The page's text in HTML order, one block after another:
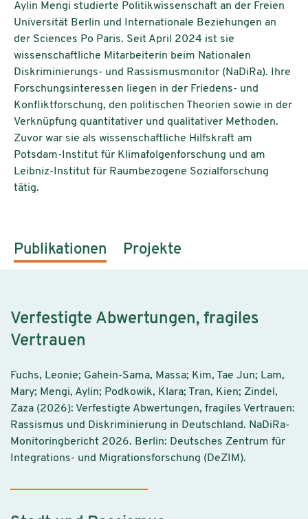
Aylin Mengi studierte Politikwissenschaft an der Freien
Universität Berlin und Internationale Beziehungen an
der Sciences Po Paris. Seit April 2024 ist sie
wissenschaftliche Mitarbeiterin beim Nationalen
Diskriminierungs- und Rassismusmonitor (NaDiRa). Ihre
Forschungsinteressen liegen in der Friedens- und
Konfliktforschung, den politischen Theorien sowie in der
Verknüpfung quantitativer und qualitativer Methoden.
Zuvor war sie als wissenschaftliche Hilfskraft am
Potsdam-Institut für Klimafolgenforschung und am
Leibniz-Institut für Raumbezogene Sozialforschung
tätig.
Publikationen Projekte
Verfestigte Abwertungen, fragiles
Vertrauen
Fuchs, Leonie; Gahein-Sama, Massa; Kim, Tae Jun; Lam,
Mary; Mengi, Aylin; Podkowik, Klara; Tran, Kien; Zindel,
Zaza (2026): Verfestigte Abwertungen, fragiles Vertrauen:
Rassismus und Diskriminierung in Deutschland. NaDiRa-
Monitoringbericht 2026. Berlin: Deutsches Zentrum für
Integrations- und Migrationsforschung (DeZIM).